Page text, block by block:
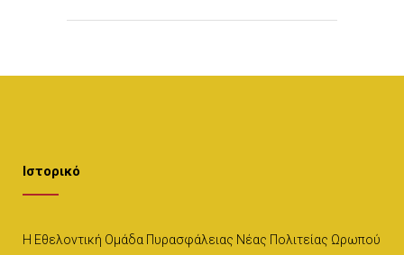
Ιστορικό
Η Εθελοντική Ομάδα Πυρασφάλειας Νέας Πολιτείας Ωρωπού